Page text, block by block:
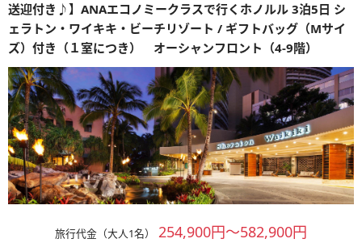
送迎付き♪】ANAエコノミークラスで行くホノルル 3泊5日 シ
ェラトン・ワイキキ・ビーチリゾート / ギフトバッグ（Mサイ
ズ）付き（１室につき） オーシャンフロント（4-9階）
旅行代金（大人1名） 254,900円～582,900円